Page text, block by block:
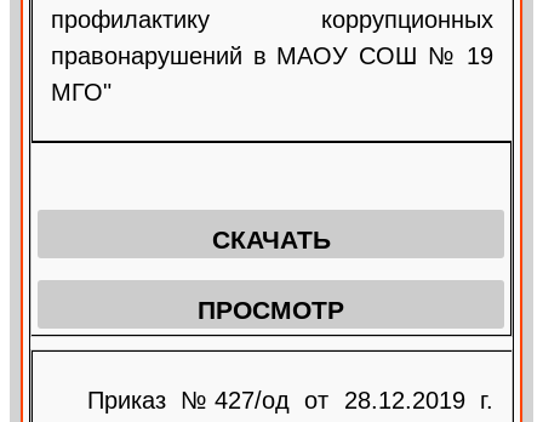
профилактику коррупционных
правонарушений в МАОУ СОШ № 19
МГО"
СКАЧАТЬ
ПРОСМОТР
Приказ №427/од от 28.12.2019 г.